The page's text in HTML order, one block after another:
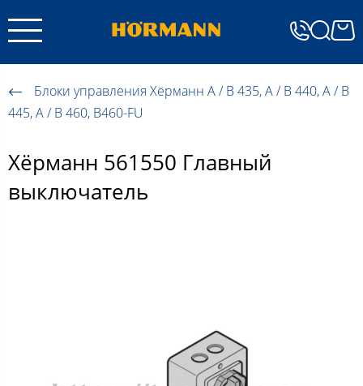
Блоки управления Хёрманн A / B 435, A / B 440, A / B
445, A / B 460, B460-FU
Хёрманн 561550 Главный
выключатель